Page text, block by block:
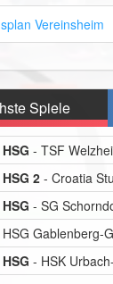
Vereinsheim
Spiele
HSG - TSF
HSG 2- Croatia
HSG - SG
HSG Gablenberg-
HSG - HSK